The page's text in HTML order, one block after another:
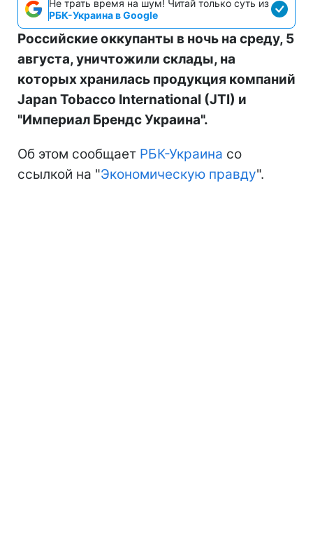
Не трать время на шум! Читай только суть из
РБК-Украина в Google
Российские оккупанты в ночь на среду, 5
августа, уничтожили склады, на
которых хранилась продукция компаний
Japan Tobacco International (JTI) и
"Империал Брендс Украина".
Об этом сообщает РБК-Украина со
ссылкой на "Экономическую правду".